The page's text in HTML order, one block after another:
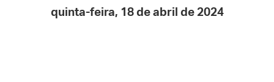
quinta-feira, 18 de abril de 2024